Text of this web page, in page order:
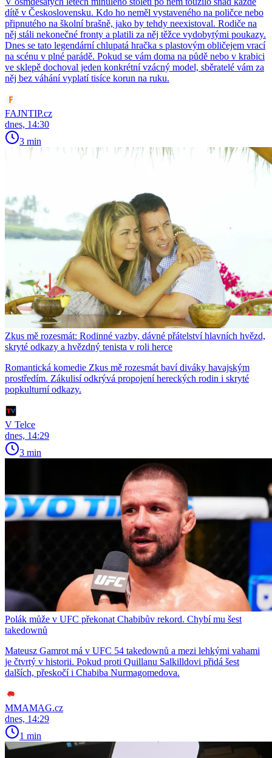
dítě v Československu. Kdo ho neměl vystaveného na poličce nebo
připnutého na školní brašně, jako by tehdy neexistoval. Rodiče na
něj stáli nekonečné fronty a platili za něj těžce vydobytými poukazy.
Dnes se tato legendární chlupatá hračka s plastovým obličejem vrací
na scénu v plné parádě. Pokud se vám doma na půdě nebo v krabici
ve sklepě dochoval jeden konkrétní vzácný model, sběratelé vám za
něj bez váhání vyplatí tisíce korun na ruku.
FAJNTIP.cz
dnes, 14:30
3 min
Zkus mě rozesmát: Rodinné vazby, dávné přátelství hlavních hvězd,
skryté odkazy a hvězdný tenista v roli herce
Romantická komedie Zkus mě rozesmát baví diváky havajským
prostředím. Zákulisí odkrývá propojení hereckých rodin i skryté
popkulturní odkazy.
V Telce
dnes, 14:29
3 min
Polák může v UFC překonat Chabibův rekord. Chybí mu šest
takedownů
Mateusz Gamrot má v UFC 54 takedownů a mezi lehkými vahami
je čtvrtý v historii. Pokud proti Quillanu Salkilldovi přidá šest
dalších, přeskočí i Chabiba Nurmagomedova.
MMAMAG.cz
dnes, 14:29
1 min